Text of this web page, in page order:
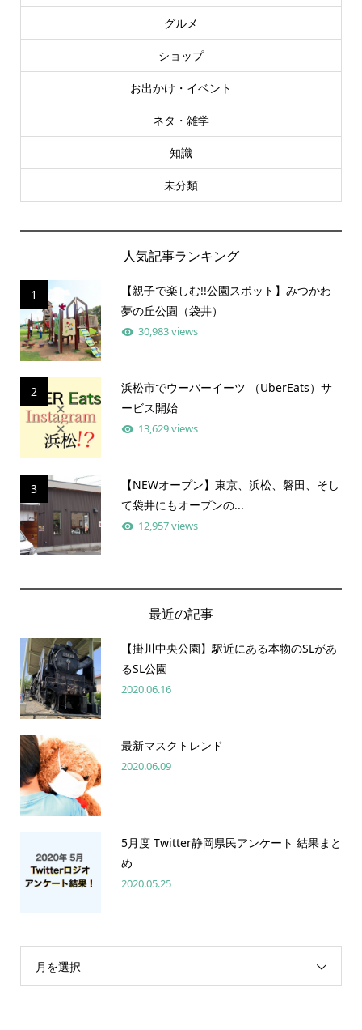
グルメ
ショップ
お出かけ・イベント
ネタ・雑学
知識
未分類
人気記事ランキング
1
【親子で楽しむ!!公園スポット】みつかわ
夢の丘公園（袋井）
30,983 views
2
浜松市でウーバーイーツ （UberEats）サ
ービス開始
13,629 views
3
【NEWオープン】東京、浜松、磐田、そし
て袋井にもオープンの...
12,957 views
最近の記事
【掛川中央公園】駅近にある本物のSLがあ
るSL公園
2020.06.16
最新マスクトレンド
2020.06.09
5月度 Twitter静岡県民アンケート 結果まと
め
2020.05.25
月を選択